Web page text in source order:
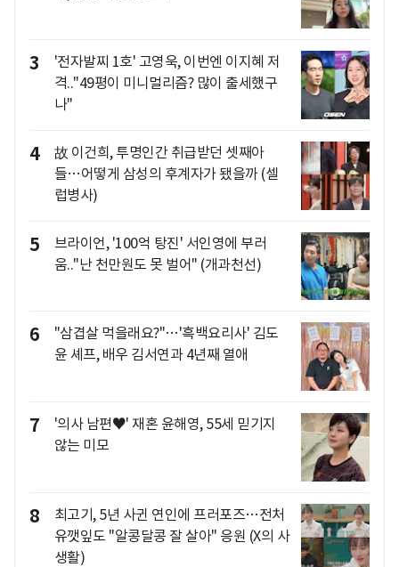
3
'전자발찌 1호' 고영욱, 이번엔 이지혜 저
격.."49평이 미니멀리즘? 많이 출세했구
나"
4
故 이건희, 투명인간 취급받던 셋째아
들…어떻게 삼성의 후계자가 됐을까 (셀
럽병사)
5
브라이언, '100억 탕진' 서인영에 부러
움.."난 천만원도 못 벌어" (개과천선)
6
"삼겹살 먹을래요?"…'흑백요리사' 김도
윤 셰프, 배우 김서연과 4년째 열애
7
'의사 남편♥' 재혼 윤해영, 55세 믿기지
않는 미모
8
최고기, 5년 사귄 연인에 프러포즈…전처
유깻잎도 "알콩달콩 잘 살아" 응원 (X의 사
생활)